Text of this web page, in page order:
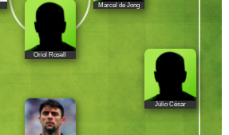
Marcel de Jong
Oriol Rosell
Júlio César